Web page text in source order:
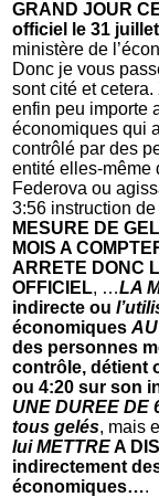
GRAND JOUR
officiel le 31
ministère de
Donc je vous
sont cité et
enfin peu importe
économiques qui
contrôlé par des
entité elles-même
Federova ou
3:56 instruction
MESURE DE
MOIS A
ARRETE DONC
OFFICIEL, …LA
indirecte ou
économiques
des personnes
contrôle, détient
ou 4:20 sur son
UNE DUREE DE
tous gelés, mais
lui METTREA
indirectement
économiques….